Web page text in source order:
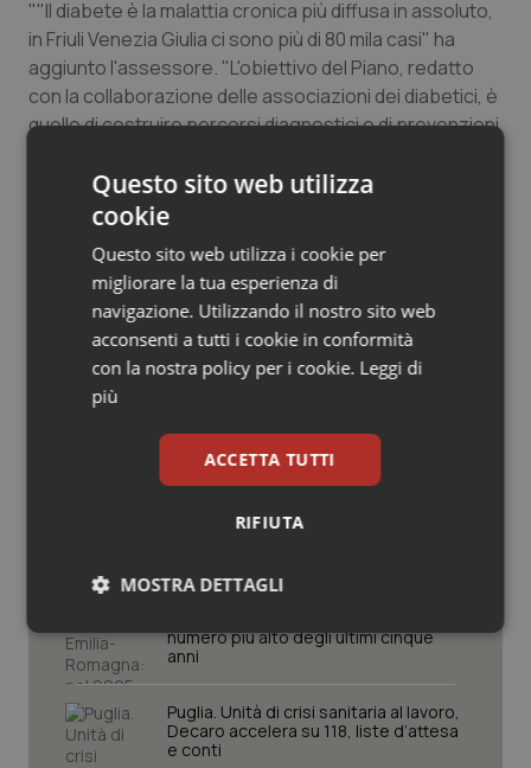
Salute orale & impianti
Sangue & coagulazione
Tumore al seno
Tumore ovarico
Tumori del Polmone & Testa Collo
Tumori gastrointestinali
Ulcera & Reflusso
""Il diabete è la malattia cronica più diffusa in assoluto,
in Friuli Venezia Giulia ci sono più di 80 mila casi" ha
aggiunto l'assessore. "L'obiettivo del Piano, redatto
con la collaborazione delle associazioni dei diabetici, è
quello di costruire percorsi diagnostici e di prevenzioni
essa sia già presente, il suo aggravamento".
28 Agosto 2015
© Riproduzione riservata
Potrebbe interessarti in
Friuli Venezia Giulia
Cresce la ricerca in Emilia-Romagna:
numero più alto degli ultimi cinque
anni
Puglia. Unità di crisi sanitaria al lavoro,
Decaro accelera su 118, liste d’attesa
e conti
Questo sito web utilizza
cookie
Questo sito web utilizza i cookie per
migliorare la tua esperienza di
navigazione. Utilizzando il nostro sito web
acconsenti a tutti i cookie in conformità
con la nostra policy per i cookie. Leggi di
più
ACCETTA TUTTI
RIFIUTA
MOSTRA DETTAGLI
Necessari Statistici Marketing